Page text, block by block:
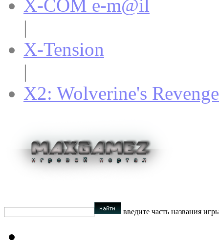
X-COM e-m@il
|
X-Tension
|
X2: Wolverine's Revenge
введите часть названия